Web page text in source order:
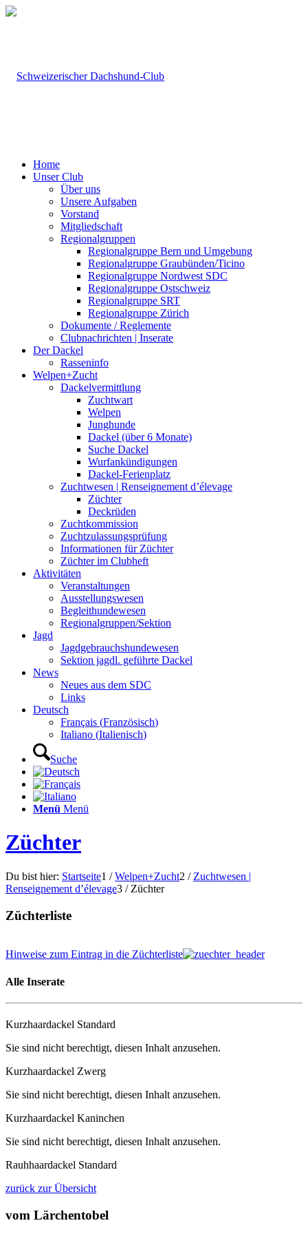
Home
Unser Club
Über uns
Unsere Aufgaben
Vorstand
Mitgliedschaft
Regionalgruppen
Regionalgruppe Bern und Umgebung
Regionalgruppe Graubünden/Ticino
Regionalgruppe Nordwest SDC
Regionalgruppe Ostschweiz
Regionalgruppe SRT
Regionalgruppe Zürich
Dokumente / Reglemente
Clubnachrichten | Inserate
Der Dackel
Rasseninfo
Welpen+Zucht
Dackelvermittlung
Zuchtwart
Welpen
Junghunde
Dackel (über 6 Monate)
Suche Dackel
Wurfankündigungen
Dackel-Ferienplatz
Zuchtwesen | Renseignement d’élevage
Züchter
Deckrüden
Zuchtkommission
Zuchtzulassungsprüfung
Informationen für Züchter
Züchter im Clubheft
Aktivitäten
Veranstaltungen
Ausstellungswesen
Begleithundewesen
Regionalgruppen/Sektion
Jagd
Jagdgebrauchshundewesen
Sektion jagdl. geführte Dackel
News
Neues aus dem SDC
Links
Deutsch
Français (Französisch)
Italiano (Italienisch)
Suche
Menü Menü
Züchter
Du bist hier: Startseite1 / Welpen+Zucht2 / Zuchtwesen |
Renseignement d’élevage3 / Züchter
Züchterliste
Hinweise zum Eintrag in die Züchterliste
Alle Inserate
Kurzhaardackel Standard
Sie sind nicht berechtigt, diesen Inhalt anzusehen.
Kurzhaardackel Zwerg
Sie sind nicht berechtigt, diesen Inhalt anzusehen.
Kurzhaardackel Kaninchen
Sie sind nicht berechtigt, diesen Inhalt anzusehen.
Rauhhaardackel Standard
zurück zur Übersicht
vom Lärchentobel